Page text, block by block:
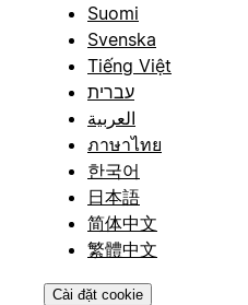
Suomi
Svenska
Tiếng Việt
עברית
العربية
ภาษาไทย
한국어
日本語
简体中文
繁體中文
Cài đặt cookie